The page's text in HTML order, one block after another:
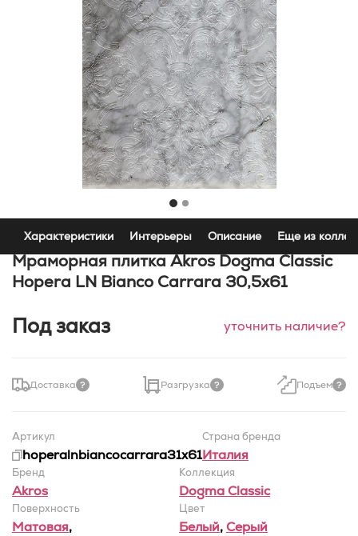
Характеристики Интерьеры Описание Еще из
Мраморная плитка Akros Dogma Classic
Hopera LN Bianco Carrara 30,5x61
Под заказ уточнить наличие?
Доставка Разгрузка Подъем
Артикул
hoperalnbiancocarrara31x61
Страна бренда
Италия
Бренд
Akros
Коллекция
Dogma Classic
Поверхность
Матовая,
Цвет
Белый,Серый